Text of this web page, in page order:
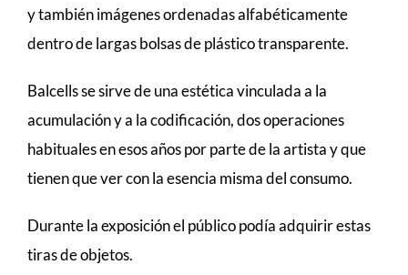
y también imágenes ordenadas alfabéticamente
dentro de largas bolsas de plástico transparente.
Balcells se sirve de una estética vinculada a la
acumulación y a la codificación, dos operaciones
habituales en esos años por parte de la artista y que
tienen que ver con la esencia misma del consumo.
Durante la exposición el público podía adquirir estas
tiras de objetos.